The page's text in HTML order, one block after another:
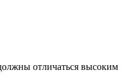
отличаться высоким